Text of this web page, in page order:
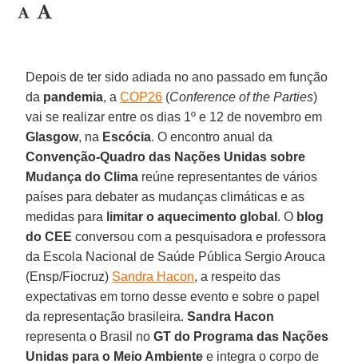
Depois de ter sido adiada no ano passado em função
da pandemia, aCOP26 (Conference of the Parties)
vai se realizar entre os dias 1º e 12 de novembro em
Glasgow, na Escócia. O encontro anual da
Convenção-Quadro das Nações Unidas sobre
Mudança do Clima reúne representantes de vários
países para debater as mudanças climáticas e as
medidas para limitar o aquecimento global . O blog
do CEE conversou com a pesquisadora e professora
da Escola Nacional de Saúde Pública Sergio Arouca
(Ensp/Fiocruz) Sandra Hacon, a respeito das
expectativas em torno desse evento e sobre o papel
da representação brasileira.Sandra Hacon
representa o Brasil no GT do Programa das Nações
Unidas para o Meio Ambiente e integra o corpo de